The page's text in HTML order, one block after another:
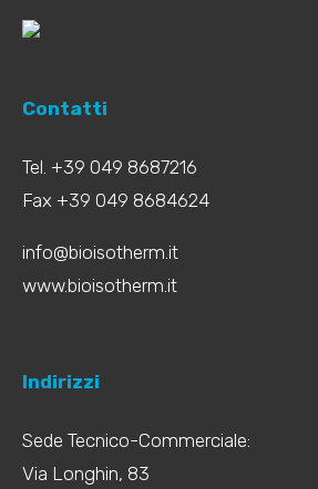
Contatti
Tel. +39 049 8687216
Fax +39 049 8684624
info@bioisotherm.it
www.bioisotherm.it
Indirizzi
Sede Tecnico-Commerciale:
Via Longhin, 83